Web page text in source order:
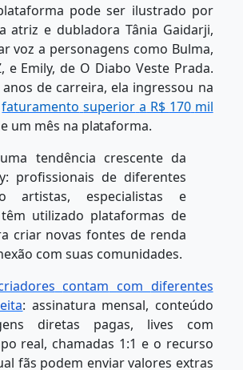
pode ser ilustrado por
atriz e dubladora Tânia Gaidarji,
voz a personagens como Bulma,
e Emily, de O Diabo Veste Prada.
de carreira, ela ingressou na
faturamento superior a R$ 170 mil
um mês na plataforma.
tendência crescente da
profissionais de diferentes
artistas, especialistas
e
têm utilizado plataformas de
criar novas fontes de renda
com suas comunidades.
contam com diferentes
: assinatura mensal, conteúdo
diretas pagas, lives com
real, chamadas 1:1 e o recurso
fãs podem enviar valores extras